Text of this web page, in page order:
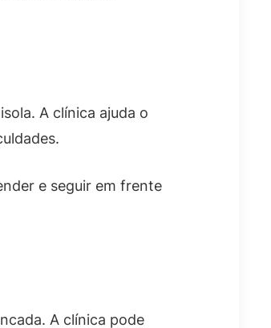
A clínica ajuda o
e seguir em frente
A clínica pode